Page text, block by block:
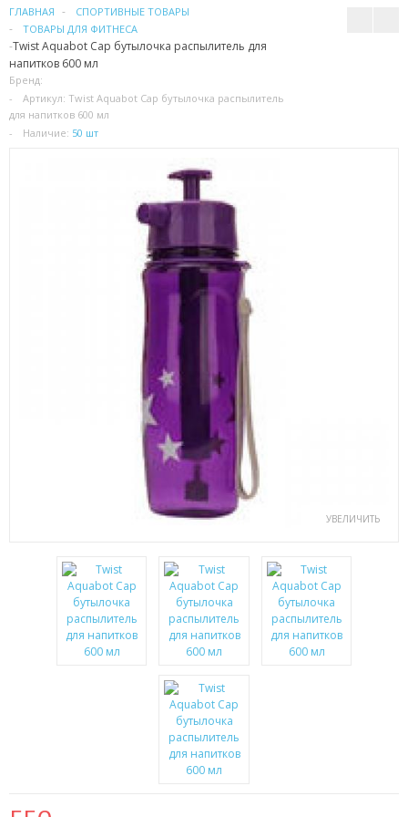
ПАТЧИ
КОРЕЙСКАЯ КОСМЕТИКА
МАСКИ ОТ ЧЕРНЫХ ТОЧЕК
ПУЗЫРЬКОВЫЕ МАСКИ
ТКАНЕВЫЕ МАСКИ
МИЦЕЛЛЯРНАЯ ВОДА
ПЕНКИ ДЛЯ УМЫВАНИЯ
СЫВОРОТКА ДЛЯ ЛИЦА
ЗЕРКАЛО С LED ПОДСВЕТКОЙ
КОСМЕТИКА BIOAQUA
УХОД ЗА РУКАМИ И НОГАМИ
УХОД ЗА ТЕЛОМ
СРЕДСТВА ДЛЯ ДЕПИЛЯЦИИ И ЭПИЛЯЦИИ
КОРРЕКТИРУЮЩЕЕ БЕЛЬЕ
ГЛАВНАЯ
СПОРТИВНЫЕ ТОВАРЫ
ТОВАРЫ ДЛЯ ФИТНЕСА
Twist Aquabot Cap бутылочка распылитель для
напитков 600 мл
Бренд:
Артикул: Twist Aquabot Cap бутылочка распылитель
для напитков 600 мл
Наличие: 50 шт
УВЕЛИЧИТЬ